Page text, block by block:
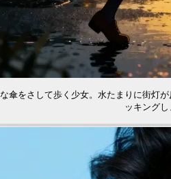
傘をさして歩く少女。水たまりに街灯
ッキング